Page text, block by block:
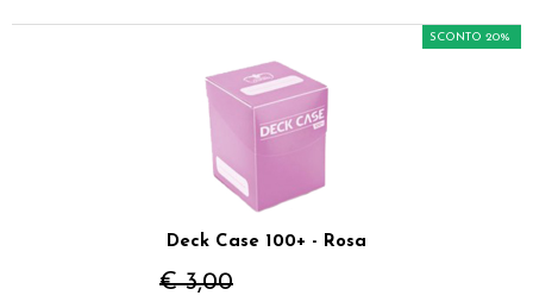
Deck Case 100+ - Rosa
€ 3,00
SCONTO 20%